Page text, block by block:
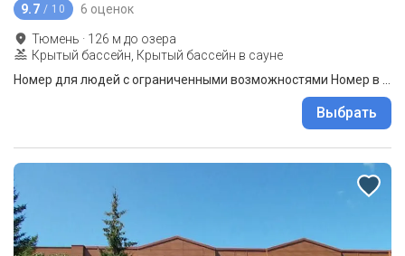
9.7 / 10 6 оценок
Тюмень · 126 м до озера
Крытый бассейн, Крытый бассейн в сауне
Номер для людей с ограниченными возможностями Номер в специализированном неврологическом корпусе
Выбрать